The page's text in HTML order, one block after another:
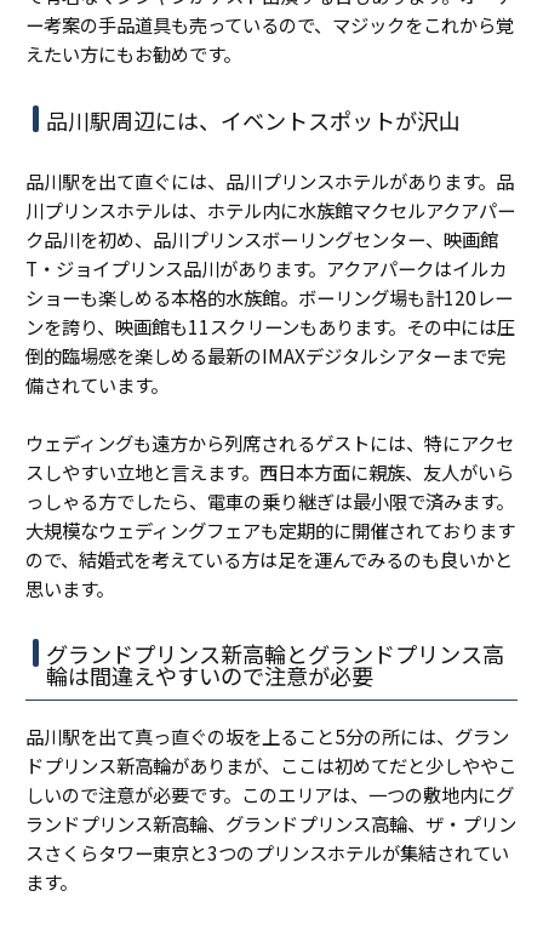
ー考案の手品道具も売っているので、マジックをこれから覚
えたい方にもお勧めです。
品川駅周辺には、イベントスポットが沢山
品川駅を出て直ぐには、品川プリンスホテルがあります。品
川プリンスホテルは、ホテル内に水族館マクセルアクアパー
ク品川を初め、品川プリンスボーリングセンター、映画館
T・ジョイプリンス品川があります。アクアパークはイルカ
ショーも楽しめる本格的水族館。ボーリング場も計120レー
ンを誇り、映画館も11スクリーンもあります。その中には圧
倒的臨場感を楽しめる最新のIMAXデジタルシアターまで完
備されています。
ウェディングも遠方から列席されるゲストには、特にアクセ
スしやすい立地と言えます。西日本方面に親族、友人がいら
っしゃる方でしたら、電車の乗り継ぎは最小限で済みます。
大規模なウェディングフェアも定期的に開催されております
ので、結婚式を考えている方は足を運んでみるのも良いかと
思います。
グランドプリンス新高輪とグランドプリンス高
輪は間違えやすいので注意が必要
品川駅を出て真っ直ぐの坂を上ること5分の所には、グラン
ドプリンス新高輪がありまが、ここは初めてだと少しややこ
しいので注意が必要です。このエリアは、一つの敷地内にグ
ランドプリンス新高輪、グランドプリンス高輪、ザ・プリン
スさくらタワー東京と3つのプリンスホテルが集結されてい
ます。